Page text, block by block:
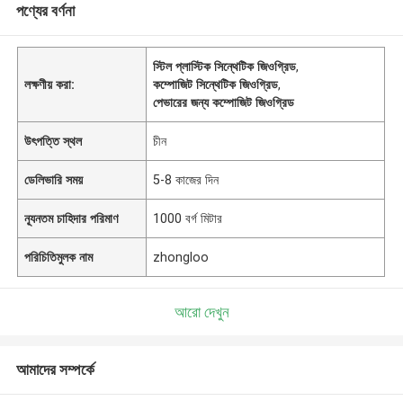
পণ্যের বর্ণনা
লক্ষণীয় করা:
স্টিল প্লাস্টিক সিন্থেটিক জিওগ্রিড,
কম্পোজিট সিন্থেটিক জিওগ্রিড,
পেভারের জন্য কম্পোজিট জিওগ্রিড
উৎপত্তি স্থল চীন
ডেলিভারি সময় 5-8 কাজের দিন
ন্যূনতম চাহিদার পরিমাণ 1000 বর্গ মিটার
পরিচিতিমুলক নাম zhongloo
আরো দেখুন
আমাদের সম্পর্কে